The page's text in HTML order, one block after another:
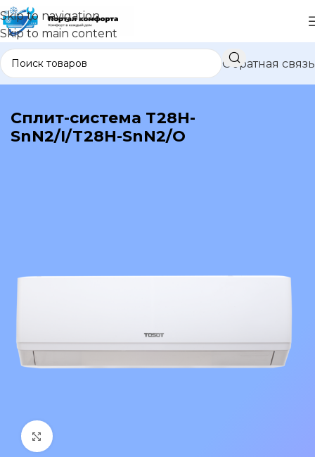
Skip to navigation
Skip to main content
Обратная связь
В каталог
Сплит-система T28H-
SnN2/I/T28H-SnN2/O
Нажмите, чтобы увеличить изображение